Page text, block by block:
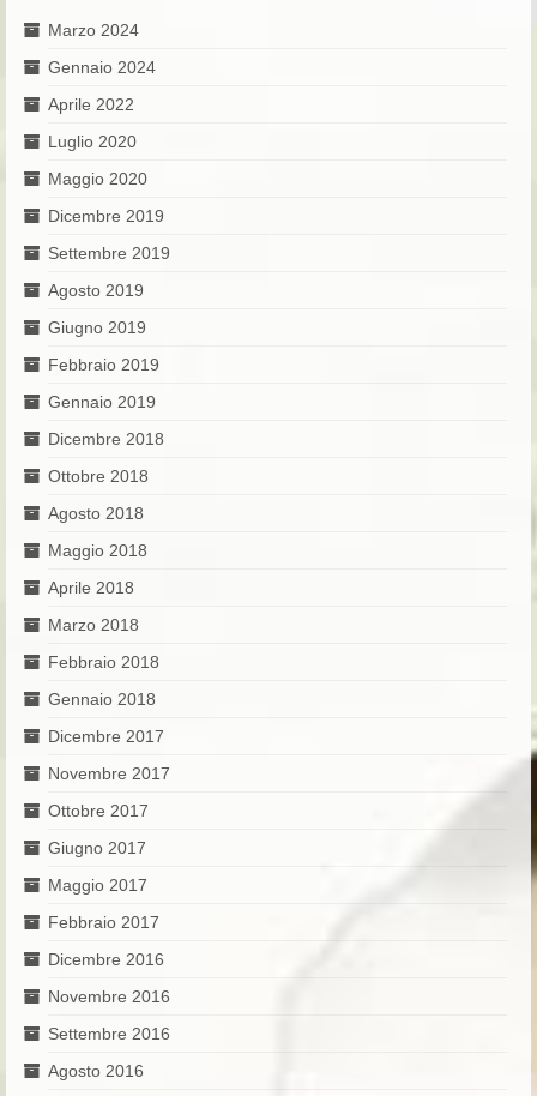
Marzo 2024
Gennaio 2024
Aprile 2022
Luglio 2020
Maggio 2020
Dicembre 2019
Settembre 2019
Agosto 2019
Giugno 2019
Febbraio 2019
Gennaio 2019
Dicembre 2018
Ottobre 2018
Agosto 2018
Maggio 2018
Aprile 2018
Marzo 2018
Febbraio 2018
Gennaio 2018
Dicembre 2017
Novembre 2017
Ottobre 2017
Giugno 2017
Maggio 2017
Febbraio 2017
Dicembre 2016
Novembre 2016
Settembre 2016
Agosto 2016